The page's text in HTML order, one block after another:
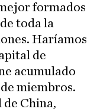
formados
toda la
Haríamos
de
acumulado
miembros.
China,